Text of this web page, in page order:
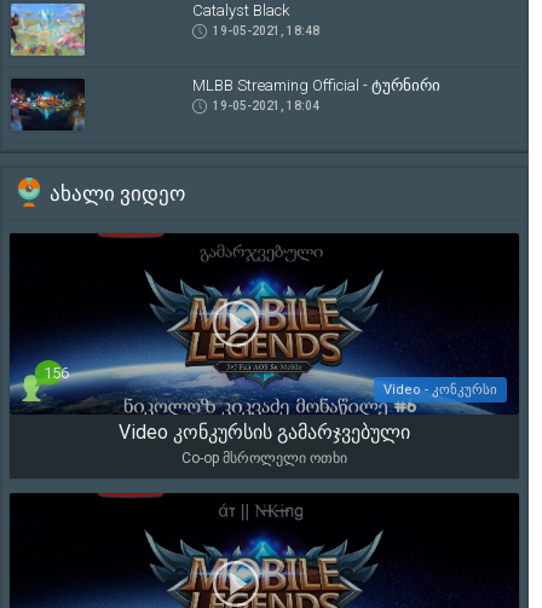
Catalyst Black
19-05-2021, 18:48
MLBB Streaming Official - ტურნირი
19-05-2021, 18:04
ახალი ვიდეო
156
17 391
Video - კონკურსი
Video კონკურსის გამარჯვებული
Co-op მსროლელი ოთხი